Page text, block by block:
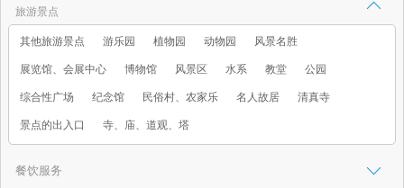
旅游景点
其他旅游景点 游乐园 植物园 动物园 风景名胜
展览馆、会展中心 博物馆 风景区 水系 教堂 公园
综合性广场 纪念馆 民俗村、农家乐 名人故居 清真寺
景点的出入口 寺、庙、道观、塔
餐饮服务